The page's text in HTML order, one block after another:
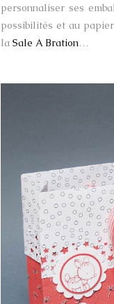
personnaliser ses
possibilités et au
la Sale A Bration…